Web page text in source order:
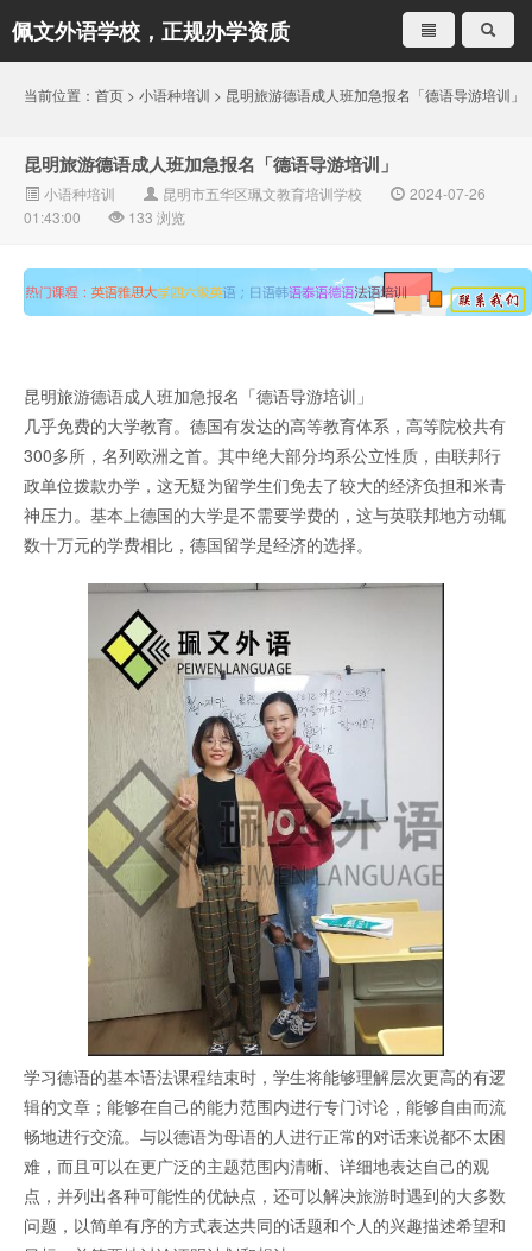
佩文外语学校，正规办学资质
就是不一样
当前位置： 首页 > 小语种培训 > 昆明旅游德语成人班加急报名「德语导游培训」
昆明旅游德语成人班加急报名「德语导游培训」
小语种培训 昆明市五华区珮文教育培训学校
2024-07-26
01:43:00
133 浏览
昆明旅游德语成人班加急报名「德语导游培训」
几乎免费的大学教育。德国有发达的高等教育体系，高等院校共有
300多所，名列欧洲之首。其中绝大部分均系公立性质，由联邦行
政单位拨款办学，这无疑为留学生们免去了较大的经济负担和米青
神压力。基本上德国的大学是不需要学费的，这与英联邦地方动辄
数十万元的学费相比，德国留学是经济的选择。
学习德语的基本语法课程结束时，学生将能够理解层次更高的有逻
辑的文章；能够在自己的能力范围内进行专门讨论，能够自由而流
畅地进行交流。与以德语为母语的人进行正常的对话来说都不太困
难，而且可以在更广泛的主题范围内清晰、详细地表达自己的观
点，并列出各种可能性的优缺点，还可以解决旅游时遇到的大多数
问题，以简单有序的方式表达共同的话题和个人的兴趣描述希望和